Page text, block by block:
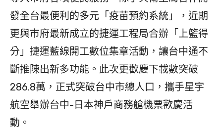
發全台最便利的多元「疫苗預約系統」，近期
更與市府最新成立的捷運工程局合辦「上籃得
分」捷運藍線開工數位集章活動，讓台中通不
斷推陳出新多功能。此次更歡慶下載數突破
286.8萬，正式突破台中市總人口，攜手星宇
航空舉辦台中-日本神戶商務艙機票歡慶活
動。